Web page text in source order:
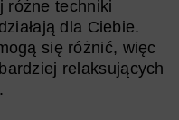
różne techniki
dla Ciebie.
się różnić, więc
relaksujących